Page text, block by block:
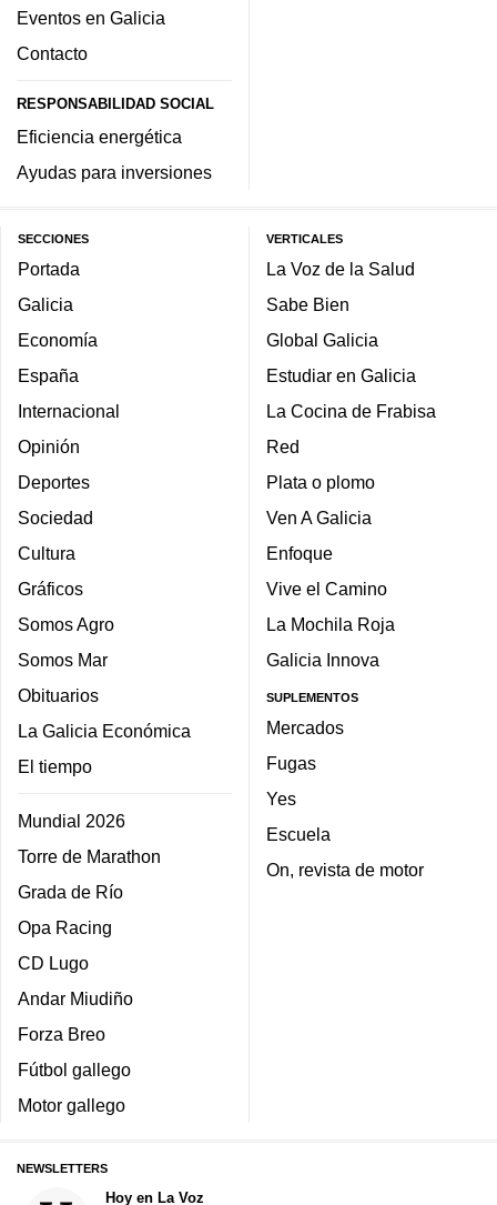
Eventos en Galicia
Contacto
RESPONSABILIDAD SOCIAL
Eficiencia energética
Ayudas para inversiones
SECCIONES
Portada
Galicia
Economía
España
Internacional
Opinión
Deportes
Sociedad
Cultura
Gráficos
Somos Agro
Somos Mar
Obituarios
La Galicia Económica
El tiempo
Mundial 2026
Torre de Marathon
Grada de Río
Opa Racing
CD Lugo
Andar Miudiño
Forza Breo
Fútbol gallego
Motor gallego
VERTICALES
La Voz de la Salud
Sabe Bien
Global Galicia
Estudiar en Galicia
La Cocina de Frabisa
Red
Plata o plomo
Ven A Galicia
Enfoque
Vive el Camino
La Mochila Roja
Galicia Innova
SUPLEMENTOS
Mercados
Fugas
Yes
Escuela
On, revista de motor
NEWSLETTERS
Hoy en La Voz